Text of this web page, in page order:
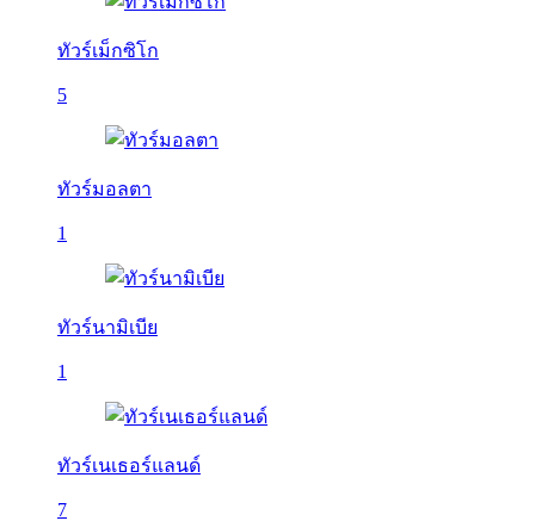
ทัวร์เม็กซิโก
5
ทัวร์มอลตา
1
ทัวร์นามิเบีย
1
ทัวร์เนเธอร์แลนด์
7